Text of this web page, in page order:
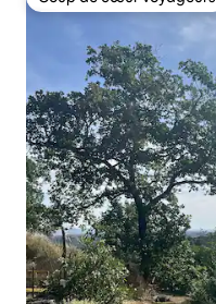
Coup de cœur voyageurs